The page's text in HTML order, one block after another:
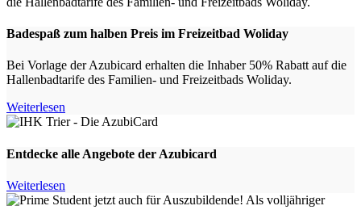
Badespaß zum halben Preis im Freizeitbad Woliday
Bei Vorlage der Azubicard erhalten die Inhaber 50% Rabatt auf die
Hallenbadtarife des Familien- und Freizeitbads Woliday.
Weiterlesen
Entdecke alle Angebote der Azubicard
Weiterlesen